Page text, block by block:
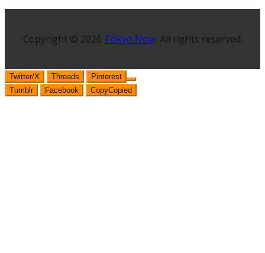
Copyright © 2026 Tokyo Now. All rights reserved.
Twitter/X Threads
Pinterest
Tumblr
Facebook CopyCopied